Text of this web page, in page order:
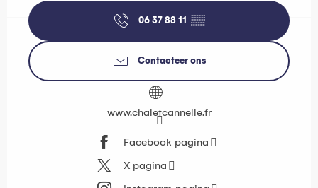
06 37 88 11 ▒▒
Contacteer ons
www.chaletcannelle.fr
Facebook pagina
X pagina